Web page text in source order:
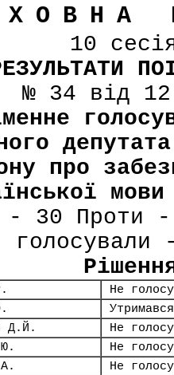
10
№ 34 від
про
- 30 Проти -
Не
Утримався
Д.Й.
Не
Не
Не